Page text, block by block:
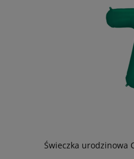
Świeczka urodzinowa